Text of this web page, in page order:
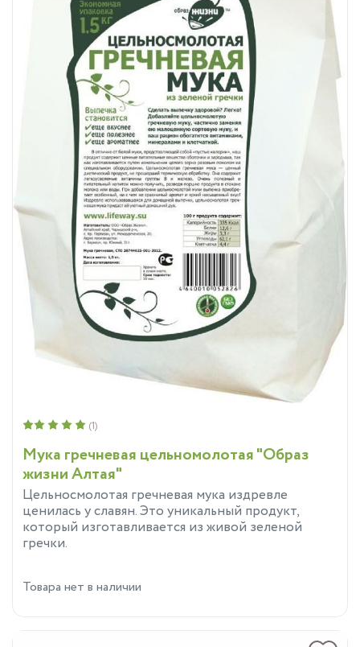
Мука гречневая цельномолотая "Образ
жизни Алтая"
Цельносмолотая гречневая мука издревле
ценилась у славян. Это уникальный продукт,
который изготавливается из живой зеленой
гречки.
(1)
Товара нет в наличии